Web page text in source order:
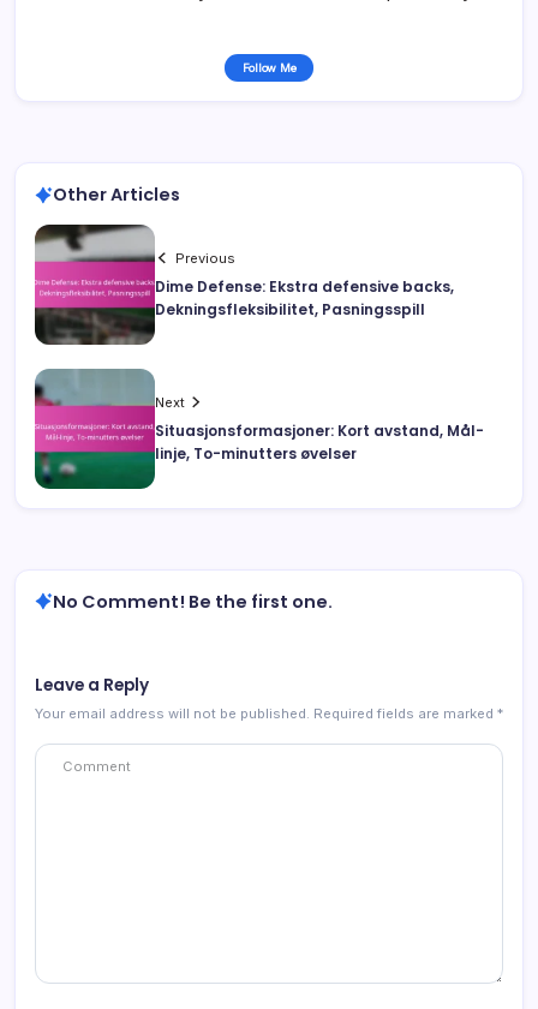
Follow Me
Other Articles
Previous
Dime Defense: Ekstra defensive backs,
Dekningsfleksibilitet, Pasningsspill
Next
Situasjonsformasjoner: Kort avstand, Mål-
linje, To-minutters øvelser
No Comment! Be the first one.
Leave a Reply
Your email address will not be published. Required fields are marked *